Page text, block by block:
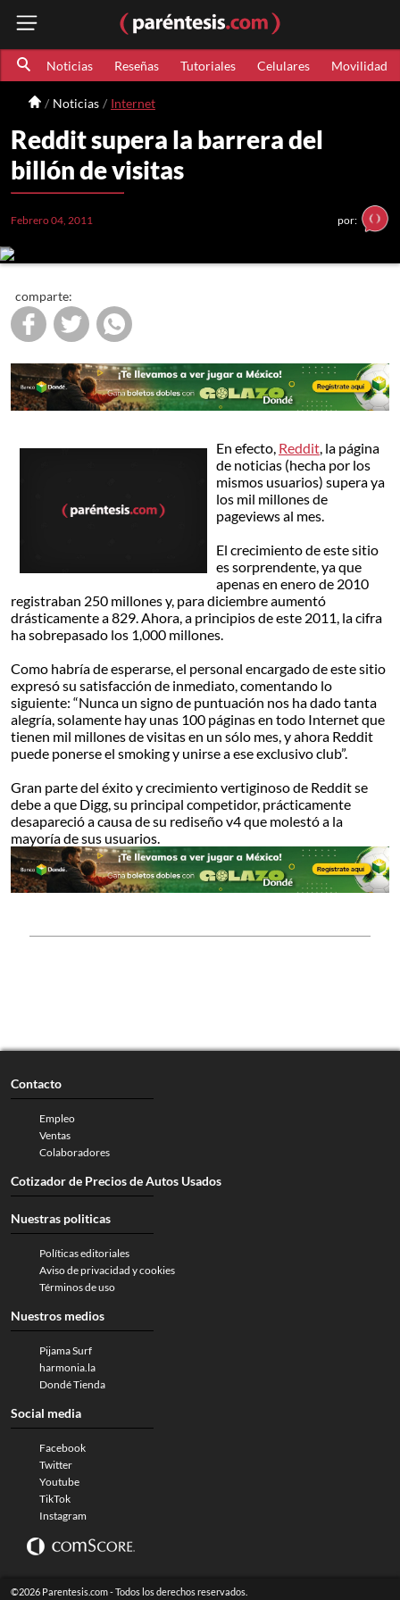
Noticias Reseñas Tutoriales Celulares Movilidad
Noticias Internet
Reddit supera la barrera del
billón de visitas
Febrero 04, 2011 por:
comparte:
En efecto, Reddit , la página
de noticias (hecha por los
mismos usuarios) supera ya
los mil millones de
pageviews al mes.
El crecimiento de este sitio
es sorprendente, ya que
apenas en enero de 2010
registraban 250 millones y, para diciembre aumentó
drásticamente a 829. Ahora, a principios de este 2011, la cifra
ha sobrepasado los 1,000 millones.
Como habría de esperarse, el personal encargado de este sitio
expresó su satisfacción de inmediato, comentando lo
siguiente: “Nunca un signo de puntuación nos ha dado tanta
alegría, solamente hay unas 100 páginas en todo Internet que
tienen mil millones de visitas en un sólo mes, y ahora Reddit
puede ponerse el smoking y unirse a ese exclusivo club”.
Gran parte del éxito y crecimiento vertiginoso de Reddit se
debe a que Digg, su principal competidor, prácticamente
desapareció a causa de su rediseño v4 que molestó a la
mayoría de sus usuarios.
Contacto
Empleo
Ventas
Colaboradores
Cotizador de Precios de Autos Usados
Nuestras politicas
Políticas editoriales
Aviso de privacidad y cookies
Términos de uso
Nuestros medios
Pijama Surf
harmonia.la
Dondé Tienda
Social media
Facebook
Twitter
Youtube
TikTok
Instagram
©2026 Parentesis.com - Todos los derechos reservados.